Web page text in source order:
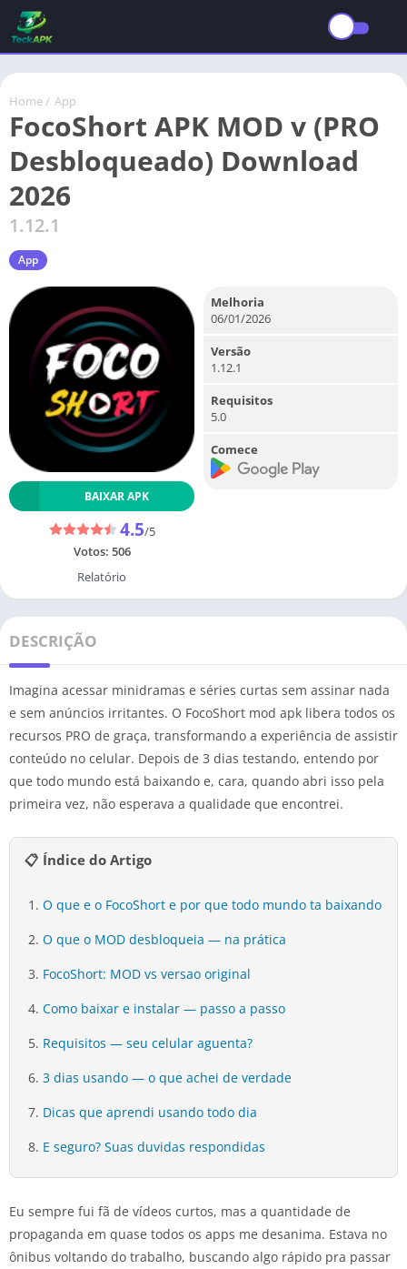
Home / App
FocoShort APK MOD v (PRO
Desbloqueado) Download
2026
1.12.1
App
BAIXAR APK
4.5/5
Votos: 506
Relatório
Melhoria
06/01/2026
Versão
1.12.1
Requisitos
5.0
Comece
DESCRIÇÃO
Imagina acessar minidramas e séries curtas sem assinar nada
e sem anúncios irritantes. O FocoShort mod apk libera todos os
recursos PRO de graça, transformando a experiência de assistir
conteúdo no celular. Depois de 3 dias testando, entendo por
que todo mundo está baixando e, cara, quando abri isso pela
primeira vez, não esperava a qualidade que encontrei.
📋 Índice do Artigo
O que e o FocoShort e por que todo mundo ta baixando
O que o MOD desbloqueia — na prática
FocoShort: MOD vs versao original
Como baixar e instalar — passo a passo
Requisitos — seu celular aguenta?
3 dias usando — o que achei de verdade
Dicas que aprendi usando todo dia
E seguro? Suas duvidas respondidas
Eu sempre fui fã de vídeos curtos, mas a quantidade de
propaganda em quase todos os apps me desanima. Estava no
ônibus voltando do trabalho, buscando algo rápido pra passar